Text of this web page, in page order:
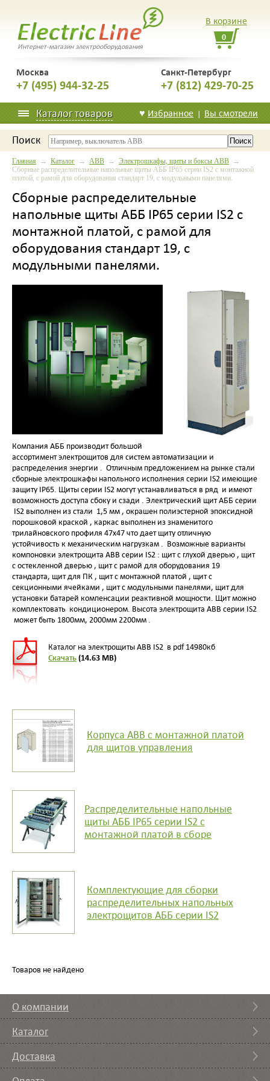
Интернет-магазин электрооборудования
Москва
+7 (495) 944-32-25
Санкт-Петербург
+7 (812) 429-70-25
В корзине
0
Каталог товаров ♥ Избранное | Вы смотрели
Поиск
Главная → Каталог → ABB → Электрошкафы, щиты и боксы ABB →
Сборные распределительные напольные щиты АББ IP65 серии IS2 с монтажной
платой, с рамой для оборудования стандарт 19, с модульными панелями.
Сборные распределительные
напольные щиты АББ IP65 серии IS2 с
монтажной платой, с рамой для
оборудования стандарт 19, с
модульными панелями.
Компания АББ производит большой
ассортимент электрощитов для систем автоматизации и
распределения энергии . Отличным предложением на рынке стали
сборные электрошкафы напольного исполнения серии IS2 имеющие
защиту IP65. Щиты серии IS2 могут устанавливаться в ряд и имеют
возможность доступа сбоку и сзади . Электрический щит АББ серии
IS2 выполнен из стали 1,5 мм , окрашен полиэстерной эпоксидной
порошковой краской , каркас выполнен из знаменитого
трилайновского профиля 47х47 что дает щиту отличную
устойчивость к механическим нагрузкам . Возможные варианты
компоновки электрощита АВВ серии IS2 : щит с глухой дверью , щит
с остекленной дверью , щит с рамой для оборудования 19
стандарта, щит для ПК , щит с монтажной платой , щит с
секционными ячейками , щит с модульными панелями, щит для
установки батарей компенсации реактивной мощности. Щит можно
комплектовать кондиционером. Высота электрощита АВВ серии IS2
может быть 1800мм, 2000мм 2200мм .
Каталог на электрощиты АВВ IS2 в pdf 14980кб
Скачать(14.63 MB)
Корпуса АВВ c монтажной платой
для щитов управления
Распределительные напольные
щиты АББ IP65 серии IS2 с
монтажной платой в сборе
Комплектующие для сборки
распределительных напольных
электрощитов АББ серии IS2
Товаров не найдено
О компании
Каталог
Доставка